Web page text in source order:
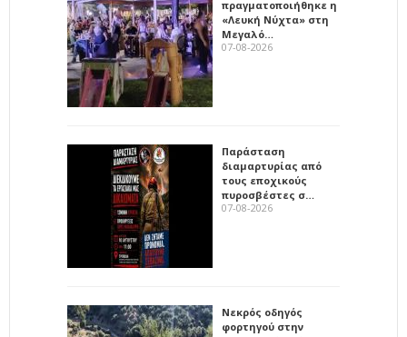
πραγματοποιήθηκε η
«Λευκή Νύχτα» στη
Μεγαλό…
07-08-2026
Παράσταση
διαμαρτυρίας από
τους εποχικούς
πυροσβέστες σ…
07-08-2026
Νεκρός οδηγός
φορτηγού στην